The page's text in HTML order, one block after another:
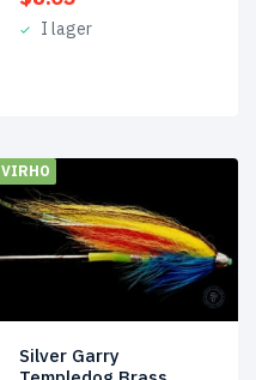
I lager
VIRHO
Silver Garry